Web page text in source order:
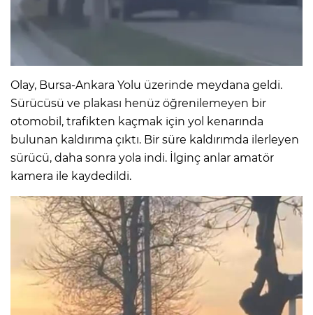
Olay, Bursa-Ankara Yolu üzerinde meydana geldi.
Sürücüsü ve plakası henüz öğrenilemeyen bir
otomobil, trafikten kaçmak için yol kenarında
bulunan kaldırıma çıktı. Bir süre kaldırımda ilerleyen
sürücü, daha sonra yola indi. İlginç anlar amatör
kamera ile kaydedildi.